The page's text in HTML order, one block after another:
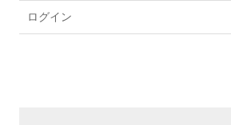
ログイン